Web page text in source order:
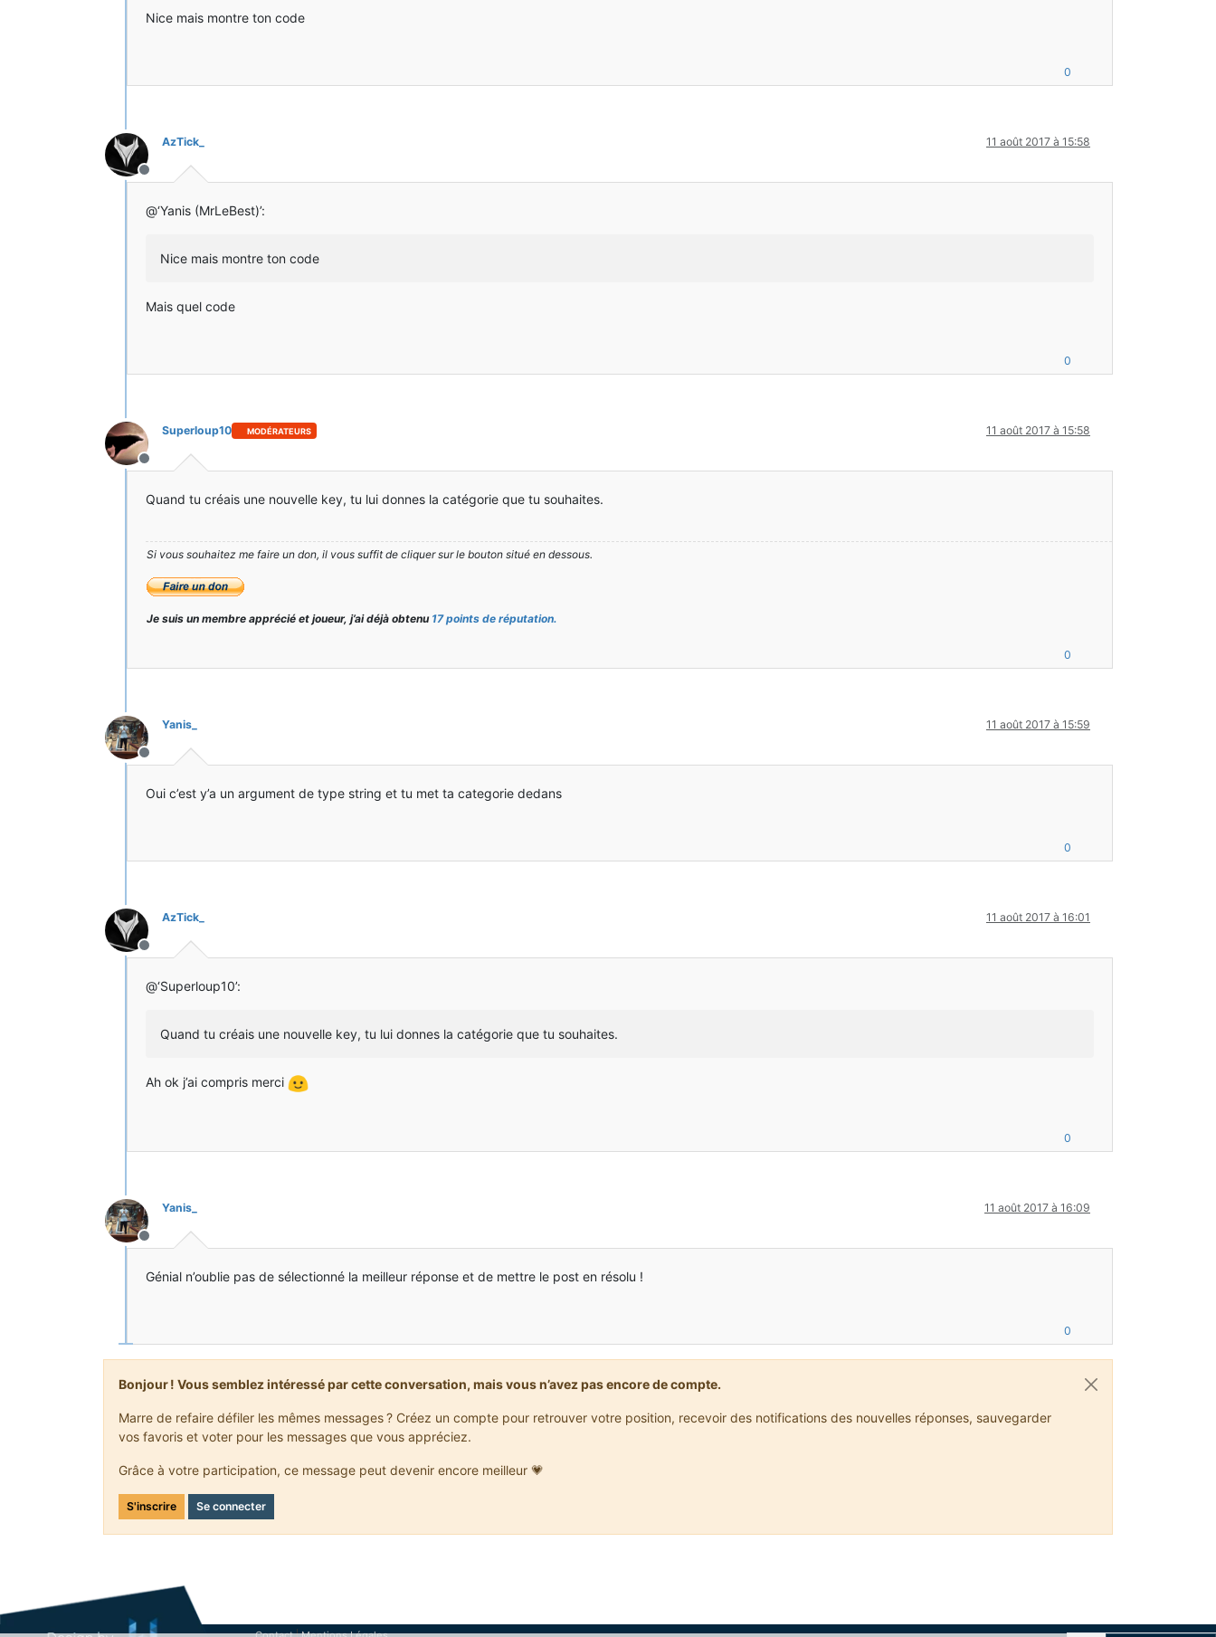
Nice mais montre ton code
0
Hors-ligne
AzTick_ 11 août 2017 à 15:58
@‘Yanis (MrLeBest)’:
Nice mais montre ton code
Mais quel code
0
Hors-ligne
Superloup10 MODÉRATEURS 11 août 2017 à 15:58
Quand tu créais une nouvelle key, tu lui donnes la catégorie que tu souhaites.
Si vous souhaitez me faire un don, il vous suffit de cliquer sur le bouton situé en dessous.
Je suis un membre apprécié et joueur, j’ai déjà obtenu 17 points de réputation.
0
Hors-ligne
Yanis_ 11 août 2017 à 15:59
Oui c’est y’a un argument de type string et tu met ta categorie dedans
0
Hors-ligne
AzTick_ 11 août 2017 à 16:01
@‘Superloup10’:
Quand tu créais une nouvelle key, tu lui donnes la catégorie que tu souhaites.
Ah ok j’ai compris merci
0
Hors-ligne
Yanis_ 11 août 2017 à 16:09
Génial n’oublie pas de sélectionné la meilleur réponse et de mettre le post en résolu !
0
Bonjour ! Vous semblez intéressé par cette conversation, mais vous n’avez pas encore de compte.
Marre de refaire défiler les mêmes messages ? Créez un compte pour retrouver votre position, recevoir des notifications des nouvelles réponses, sauvegarder
vos favoris et voter pour les messages que vous appréciez.
Grâce à votre participation, ce message peut devenir encore meilleur 💗
S'inscrire Se connecter